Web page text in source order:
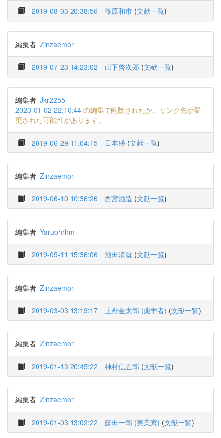
2019-08-03 20:38:56 篠原和市 (文献一覧)
編集者: Zinzaemon
2019-07-23 14:23:02 山下啓次郎 (文献一覧)
編集者: Jkr2255
2023-01-02 22:10:44 の編集で削除されたか、リンク先が変
更された可能性があります。
2019-06-29 11:04:15 日本盛 (文献一覧)
編集者: Zinzaemon
2019-06-10 10:36:26 西宮酒造 (文献一覧)
編集者: Yaruohrhm
2019-05-11 15:36:06 池田清就 (文献一覧)
編集者: Zinzaemon
2019-03-03 13:19:17 上野金太郎 (薬学者) (文献一覧)
編集者: Zinzaemon
2019-01-13 20:45:22 神村信五郎 (文献一覧)
編集者: Zinzaemon
2019-01-03 13:02:22 藤田一郎 (実業家) (文献一覧)